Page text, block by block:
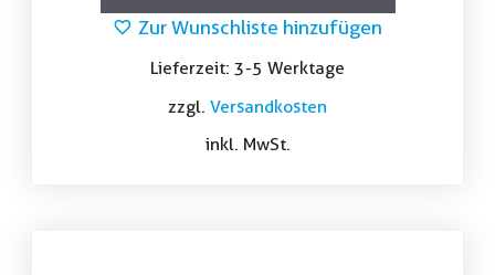
Zur Wunschliste hinzufügen
Lieferzeit: 3-5 Werktage
zzgl. Versandkosten
inkl. MwSt.